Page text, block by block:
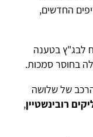
על 90% מן התעריפים החדשים,
לבג"ץ בטענה
בחוסר סמכות.
של שלושה
רובינשטיין,